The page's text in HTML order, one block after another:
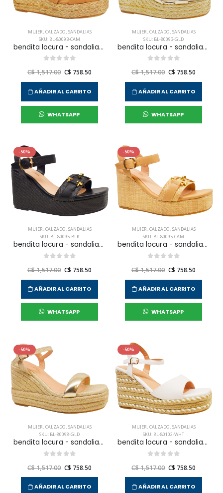
MUJER,CALZADO,SANDALIAS
SKU: BL-80093-CAM
bendita locura - sandalias segovia para mujer
C$ 1,517.00 C$ 758.50
AÑADIR AL CARRITO
WHATSAPP
MUJER,CALZADO,SANDALIAS
SKU: BL-80093-GLD
bendita locura - sandalias galacia para mujer
C$ 1,517.00 C$ 758.50
AÑADIR AL CARRITO
WHATSAPP
-50%
MUJER,CALZADO,SANDALIAS
SKU: BL-80095-BLK
bendita locura - sandalias granada para mujer
C$ 1,517.00 C$ 758.50
AÑADIR AL CARRITO
WHATSAPP
-50%
MUJER,CALZADO,SANDALIAS
SKU: BL-80095-CAM
bendita locura - sandalias granada para mujer
C$ 1,517.00 C$ 758.50
AÑADIR AL CARRITO
WHATSAPP
-50%
MUJER,CALZADO,SANDALIAS
SKU: BL-80098-GLD
bendita locura - sandalias mallorca para mujer
C$ 1,517.00 C$ 758.50
AÑADIR AL CARRITO
-50%
MUJER,CALZADO,SANDALIAS
SKU: BL-80102-WHT
bendita locura - sandalias mallorca para mujer
C$ 1,517.00 C$ 758.50
AÑADIR AL CARRITO